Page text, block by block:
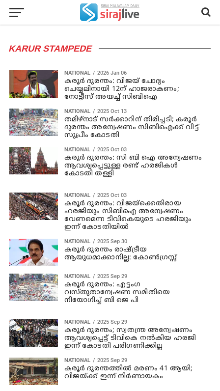
KARUR STAMPEDE
NATIONAL 2026 Jan 06
കരൂര്‍ ദുരന്തം: വിജയ് ചോദ്യം
ചെയ്യലിനായി 12ന് ഹാജരാകണം;
നോട്ടീസ് അയച്ച് സിബിഐ
NATIONAL 2025 Oct 13
തമിഴ്‌നാട് സര്‍ക്കാറിന് തിരിച്ചടി; കരൂര്‍
ദുരന്തം അന്വേഷണം സിബിഐക്ക് വിട്ട്
സുപ്രീം കോടതി
NATIONAL 2025 Oct 03
കരൂര്‍ ദുരന്തം: സി ബി ഐ അന്വേഷണം
ആവശ്യപ്പെട്ടുള്ള രണ്ട് ഹരജികള്‍
കോടതി തള്ളി
NATIONAL 2025 Oct 03
കരൂര്‍ ദുരന്തം: വിജയ്‌ക്കെതിരായ
ഹരജിയും സിബിഐ അന്വേഷണം
വേണമെന്ന ടിവികെയുടെ ഹരജിയും
ഇന്ന് കോടതിയില്‍
NATIONAL 2025 Sep 30
കരൂര്‍ ദുരന്തം രാഷ്ട്രീയ
ആയുധമാക്കാനില്ല: കോണ്‍ഗ്രസ്സ്
NATIONAL 2025 Sep 29
കരൂർ ദുരന്തം: എട്ടംഗ
വസ്തുതാന്വേഷണ സമിതിയെ
നിയോഗിച്ച് ബി ജെ പി
NATIONAL 2025 Sep 29
കരൂര്‍ ദുരന്തം; സ്വതന്ത്ര അന്വേഷണം
ആവശ്യപ്പെട്ട് ടിവികെ നല്‍കിയ ഹരജി
ഇന്ന് കോടതി പരിഗണിക്കില്ല
NATIONAL 2025 Sep 29
കരൂര്‍ ദുരന്തത്തില്‍ മരണം 41 ആയി;
വിജയ്ക്ക് ഇന്ന് നിര്‍ണായകം